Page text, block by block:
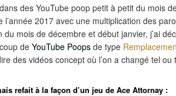
des YouTube poop petit à petit du mois
l’année 2017 avec une multiplication des
mois de décembre et début janvier, j’ai
de YouTube Poopsde type
des vidéos concept où l’on a changé tel ou
refait à la façon d’un jeu de Ace Attornay :